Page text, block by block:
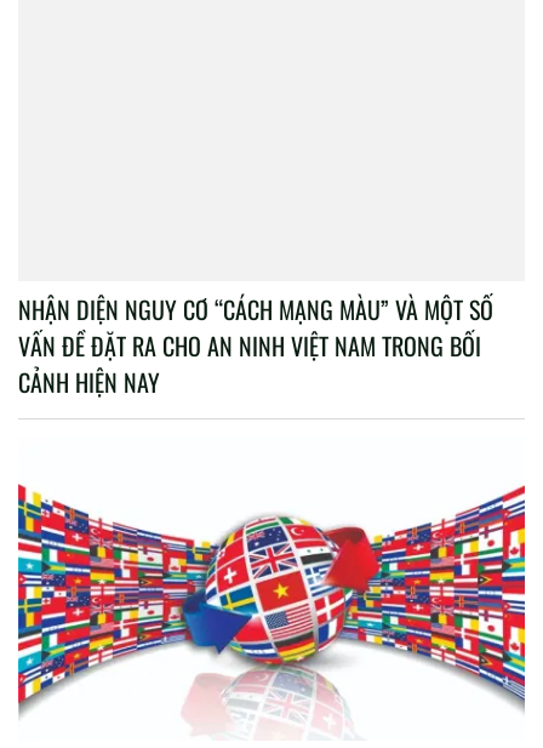
NHẬN DIỆN NGUY CƠ “CÁCH MẠNG MÀU” VÀ MỘT SỐ
VẤN ĐỀ ĐẶT RA CHO AN NINH VIỆT NAM TRONG BỐI
CẢNH HIỆN NAY